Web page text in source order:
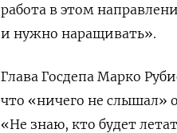
работа в этом
и нужно наращивать».
Глава Госдепа Марко
что «ничего не слышал»
«Не знаю, кто будет